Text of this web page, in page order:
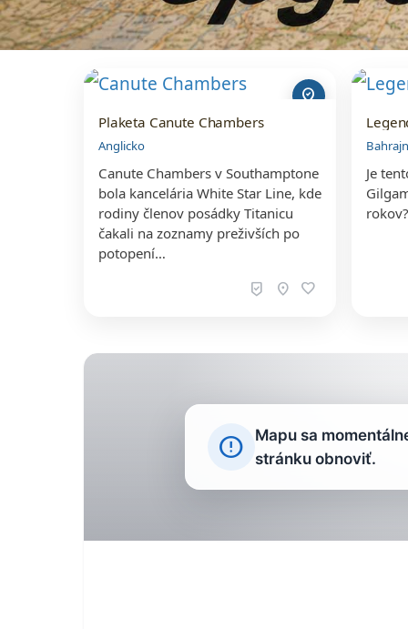
where_to_vote
Plaketa Canute Chambers
Anglicko
Canute Chambers v Southamptone
bola kancelária White Star Line, kde
rodiny členov posádky Titanicu
čakali na zoznamy preživších po
potopení…
beenhere location_on favorite
Bahrajn
Je
rokov?
error_outline
Mapu sa
stránku obnoviť.